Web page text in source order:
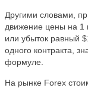
Другими словами,
движение цены на 1
или убыток равный
одного контракта,
формуле.
На рынке Forex